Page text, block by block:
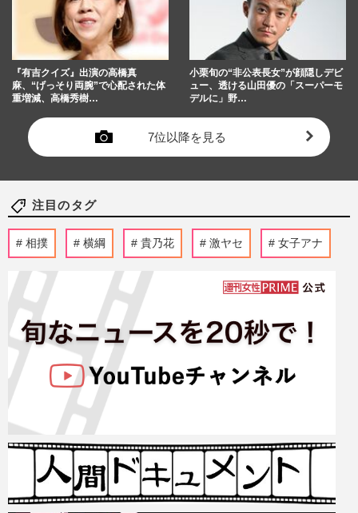
『有吉クイズ』出演の高橋真
麻、“げっそり両腕”で心配された体
重増減、高橋秀樹…
小栗旬の“非公表長女”が顔隠しデビ
ュー、透ける山田優の「スーパーモ
デルに」野…
7位以降を見る
注目のタグ
相撲 横綱 貴乃花 激ヤセ 女子アナ